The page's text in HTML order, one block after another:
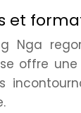
et
Nga
offre